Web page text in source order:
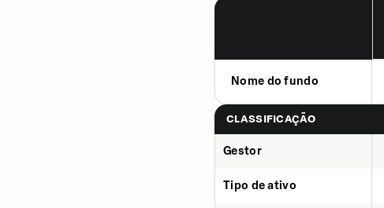
Nome do fundo
CLASSIFICAÇÃO
Gestor
Tipo de ativo